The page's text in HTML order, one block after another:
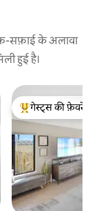
सफ़ाई के अलावा
हुई है।
गेस्ट्स का टॉप फ़ेवरेट
गेस्ट्स की फ़ेवरेट